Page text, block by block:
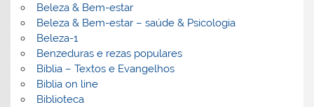
Beleza & Bem-estar
Beleza & Bem-estar – saúde & Psicologia
Beleza-1
Benzeduras e rezas populares
Bíblia – Textos e Evangelhos
Biblia on line
Biblioteca